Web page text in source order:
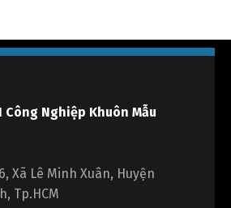
Công Nghiệp Khuôn Mẫu
Xã Lê Minh Xuân, Huyện
Tp.HCM